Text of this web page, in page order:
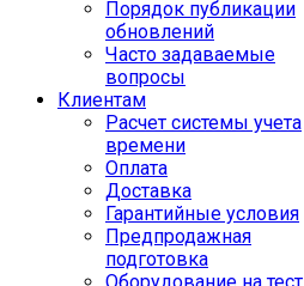
Порядок публикации
обновлений
Часто задаваемые
вопросы
Клиентам
Расчет системы учета
времени
Оплата
Доставка
Гарантийные условия
Предпродажная
подготовка